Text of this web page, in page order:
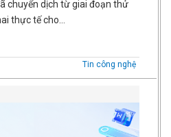
chuyển dịch từ giai đoạn thử
thực tế cho…
Tin công nghệ